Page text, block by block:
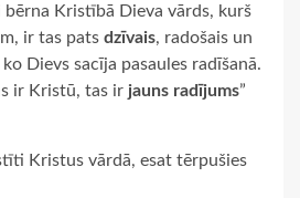
bērna Kristībā Dieva vārds, kurš
ir tas pats dzīvais, radošais un
Dievs sacīja pasaules radīšanā.
ir Kristū, tas ir jauns radījums”
Kristus vārdā, esat tērpušies